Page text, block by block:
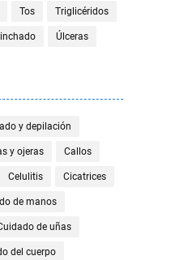
Tos Triglicéridos
Úlceras
y depilación
y ojeras Callos
Celulitis Cicatrices
de manos
de uñas
del cuerpo